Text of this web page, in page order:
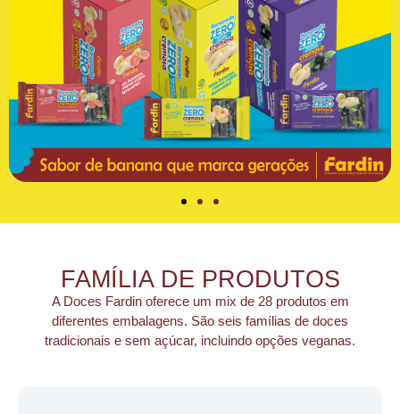
FAMÍLIA DE PRODUTOS
A Doces Fardin oferece um mix de 28 produtos em
diferentes embalagens. São seis famílias de doces
tradicionais e sem açúcar, incluindo opções veganas.